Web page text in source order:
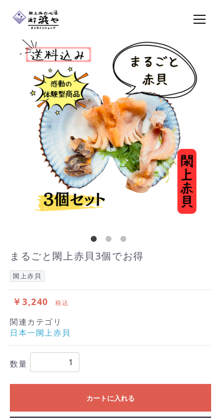
まるごと閖上赤貝3個でお得
閖上赤貝
￥3,240 税込
関連カテゴリ
日本一閖上赤貝
数量
カートに入れる